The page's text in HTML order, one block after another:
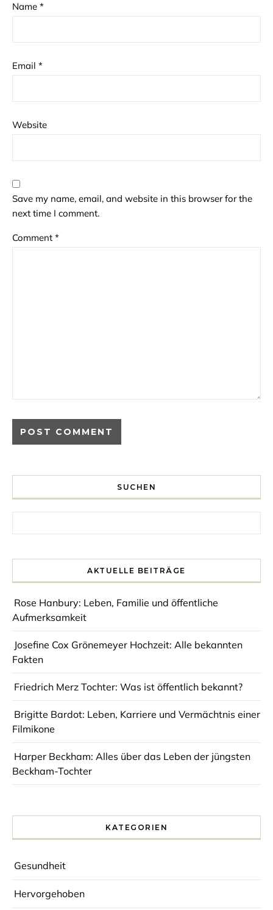
Name *
Email *
Website
Save my name, email, and website in this browser for the
next time I comment.
Comment *
SUCHEN
AKTUELLE BEITRÄGE
Rose Hanbury: Leben, Familie und öffentliche
Aufmerksamkeit
Josefine Cox Grönemeyer Hochzeit: Alle bekannten
Fakten
Friedrich Merz Tochter: Was ist öffentlich bekannt?
Brigitte Bardot: Leben, Karriere und Vermächtnis einer
Filmikone
Harper Beckham: Alles über das Leben der jüngsten
Beckham-Tochter
KATEGORIEN
Gesundheit
Hervorgehoben